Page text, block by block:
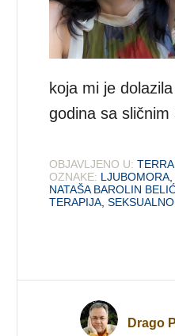
koja mi je
godina sa sličnim
OBJAVLJENO U:
OZNAKE: LJUBOMORA
NATAŠA BAROLIN
TERAPIJA ,
Drago